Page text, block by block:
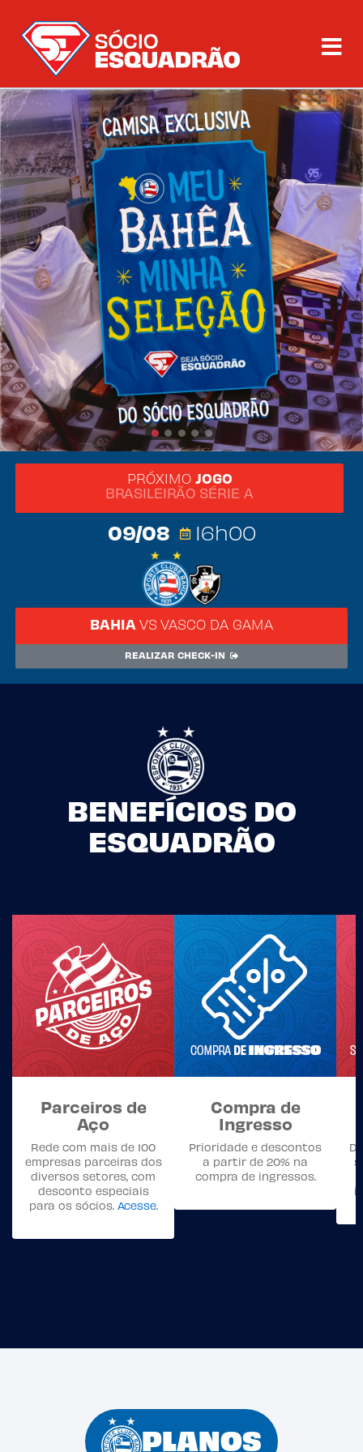
Recuperar Senha
Quero me associar
Entrar
Planos
Parceiros de Aço
Dúvidas
Fale Conosco
PRÓXIMO JOGO
BRASILEIRÃO SÉRIE A
09/08 16h00
BAHIA VS VASCO DA GAMA
REALIZAR CHECK-IN
BENEFÍCIOS DO
ESQUADRÃO
Parceiros de
Aço
Rede com mais de 100
empresas parceiras dos
diversos setores, com
desconto especiais
para os sócios. Acesse.
Compra de
Ingresso
Prioridade e descontos
a partir de 20% na
compra de ingressos.
PLANOS